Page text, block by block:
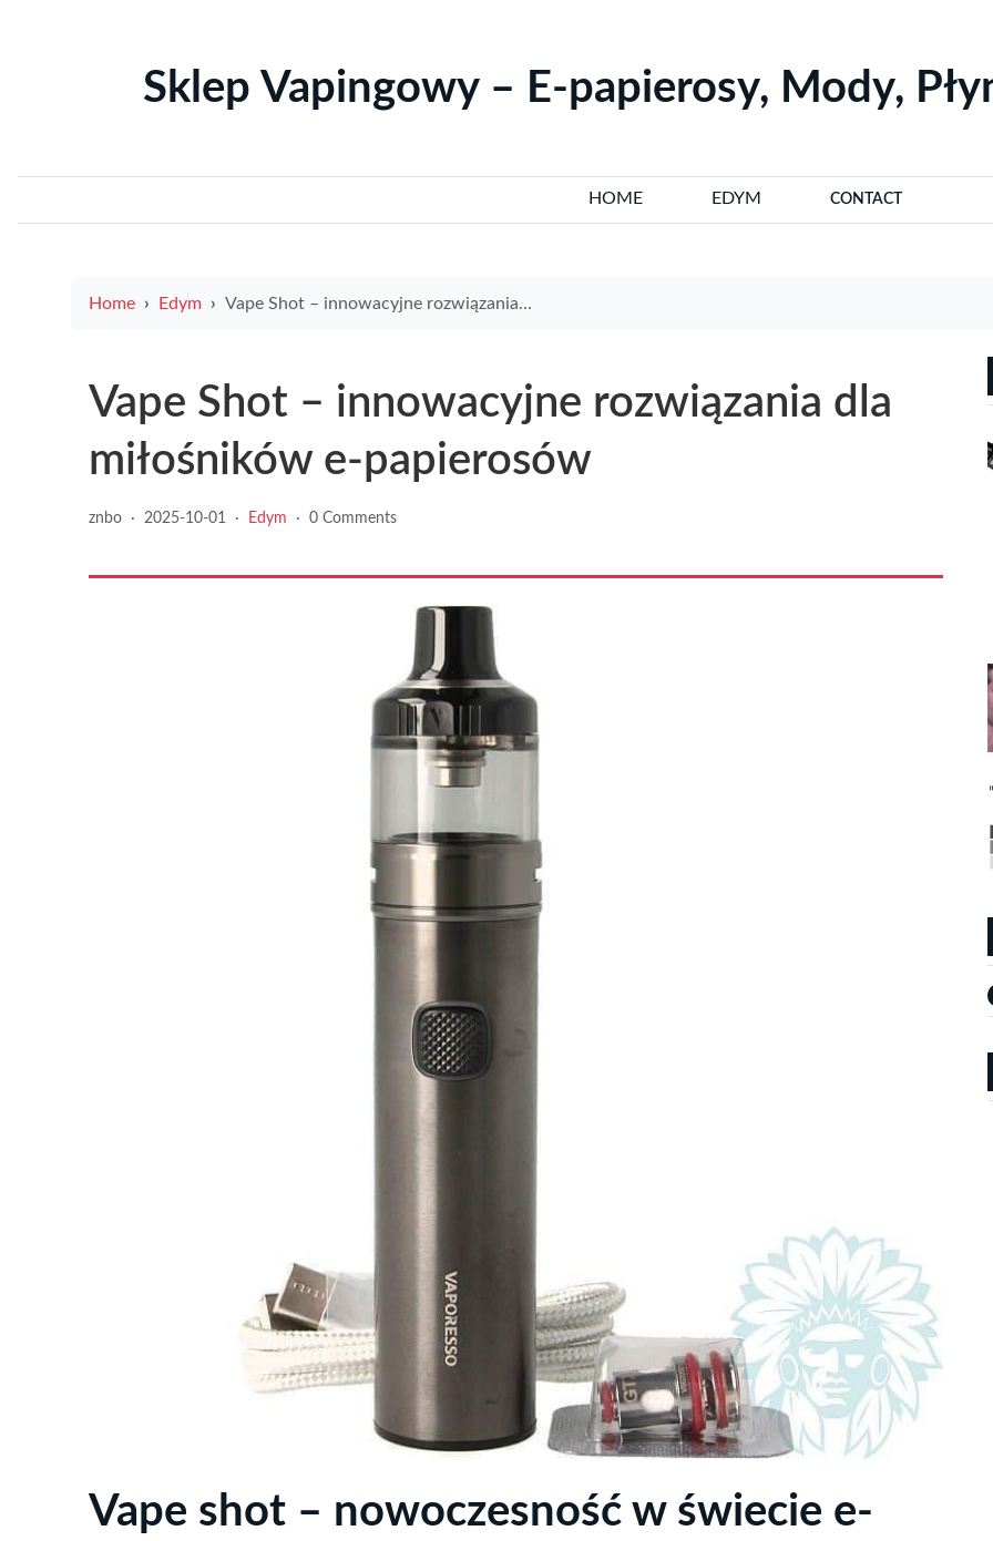
Sklep Vapingowy – E-papierosy, Mody,
HOME EDYM CONTACT
Home Edym Vape Shot – innowacyjne rozwiązania dla miłośników e-papierosów
Vape Shot – innowacyjne rozwiązania dla
miłośników e-papierosów
znbo · 2025-10-01 · Edym · 0 Comments
Vape shot – nowoczesność w świecie e-